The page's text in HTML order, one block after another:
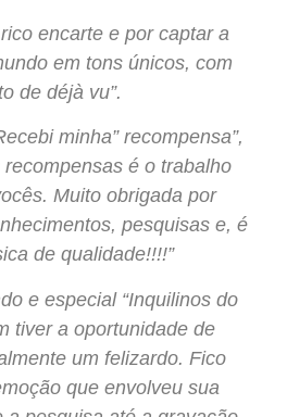
encarte e por captar a
em tons únicos, com
de déjà vu”.
minha” recompensa”,
recompensas é o trabalho
Muito obrigada por
pesquisas e, é
de qualidade!!!!”
e especial “Inquilinos do
tiver a oportunidade de
um felizardo. Fico
que envolveu sua
a pesquisa até a gravação